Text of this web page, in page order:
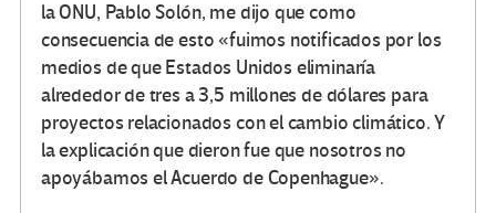
la ONU, Pablo Solón, me dijo que como
consecuencia de esto «fuimos notificados por los
medios de que Estados Unidos eliminaría
alrededor de tres a 3,5 millones de dólares para
proyectos relacionados con el cambio climático. Y
la explicación que dieron fue que nosotros no
apoyábamos el Acuerdo de Copenhague».